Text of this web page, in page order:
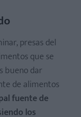
presas del
que se
bueno dar
de alimentos
fuente de
los